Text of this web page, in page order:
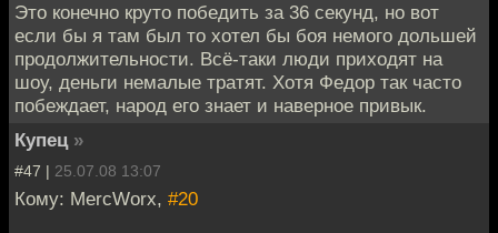
Это конечно круто победить за 36 секунд, но вот
если бы я там был то хотел бы боя немого дольшей
продолжительности. Всё-таки люди приходят на
шоу, деньги немалые тратят. Хотя Федор так часто
побеждает, народ его знает и наверное привык.
Купец »
#47 | 25.07.08 13:07
Кому: MercWorx, #20